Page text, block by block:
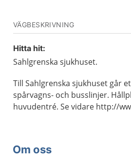
VÄGBESKRIVNING
Hitta hit:
Sahlgrenska sjukhuset.
Till Sahlgrenska sjukhuset går
spårvagns- och busslinjer.
huvudentré. Se vidare http://
Om oss